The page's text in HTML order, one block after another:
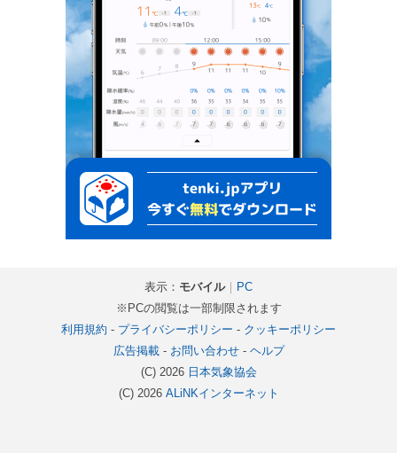
表示： モバイル｜ PC
※PCの閲覧は一部制限されます
利用規約 - プライバシーポリシー - クッキーポリシー
広告掲載- お問い合わせ- ヘルプ
(C) 2026 日本気象協会
(C) 2026 ALiNKインターネット